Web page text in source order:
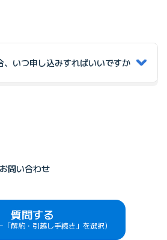
、いつ申し込みすればいいですか
問い合わせ
質問する
「解約・引越し手続き」を選択）